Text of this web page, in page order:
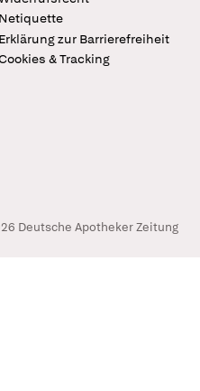
Netiquette
Erklärung zur Barrierefreiheit
& Tracking
Deutsche Apotheker Zeitung